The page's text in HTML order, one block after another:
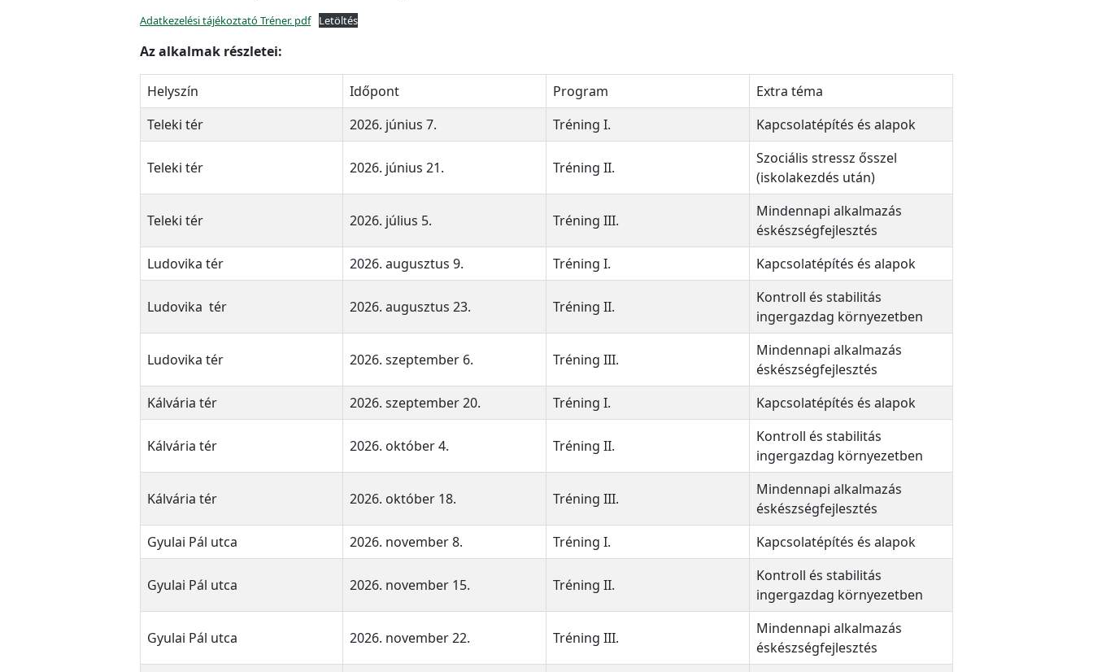
Adatkezelési tájékoztató Tréner. pdf Letöltés
Az alkalmak részletei:
Helyszín Időpont Program
Extra téma
Teleki tér
2026. június 7. Tréning I. Kapcsolatépítés és alapok
Teleki tér 2026. június 21. Tréning II.
Szociális stressz ősszel
(iskolakezdés után)
Teleki tér 2026. július 5. Tréning III.
Mindennapi alkalmazás
éskészségfejlesztés
Ludovika tér
2026. augusztus 9. Tréning I. Kapcsolatépítés és alapok
Ludovika tér 2026. augusztus 23. Tréning II.
Kontroll és stabilitás
ingergazdag környezetben
Ludovika tér 2026. szeptember 6. Tréning III.
Mindennapi alkalmazás
éskészségfejlesztés
Kálvária tér
2026. szeptember 20. Tréning I. Kapcsolatépítés és alapok
Kálvária tér 2026. október 4. Tréning II.
Kontroll és stabilitás
ingergazdag környezetben
Kálvária tér 2026. október 18. Tréning III.
Mindennapi alkalmazás
éskészségfejlesztés
Gyulai Pál utca
2026. november 8. Tréning I. Kapcsolatépítés és alapok
Gyulai Pál utca 2026. november 15. Tréning II.
Kontroll és stabilitás
ingergazdag környezetben
Gyulai Pál utca 2026. november 22. Tréning III.
Mindennapi alkalmazás
éskészségfejlesztés